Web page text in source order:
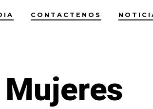
CONTACTENOS